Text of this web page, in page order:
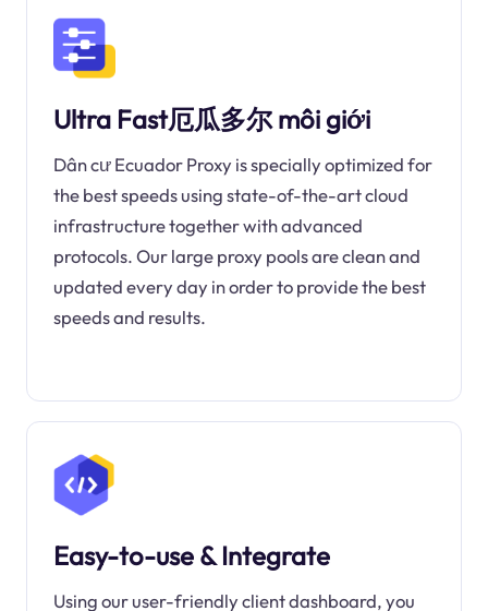
Ultra Fast厄瓜多尔 môi giới
Dân cư Ecuador Proxy is specially optimized for
the best speeds using state-of-the-art cloud
infrastructure together with advanced
protocols. Our large proxy pools are clean and
updated every day in order to provide the best
speeds and results.
Easy-to-use & Integrate
Using our user-friendly client dashboard, you